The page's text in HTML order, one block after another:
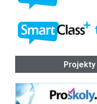
Projekty